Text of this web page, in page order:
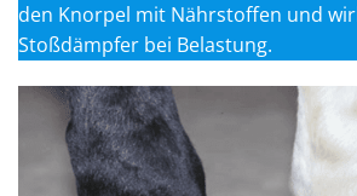
den Knorpel mit Nährstoffen und
Stoßdämpfer bei Belastung.